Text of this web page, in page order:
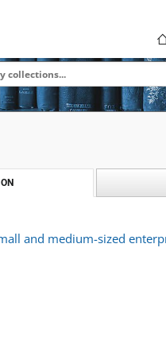
and medium-sized